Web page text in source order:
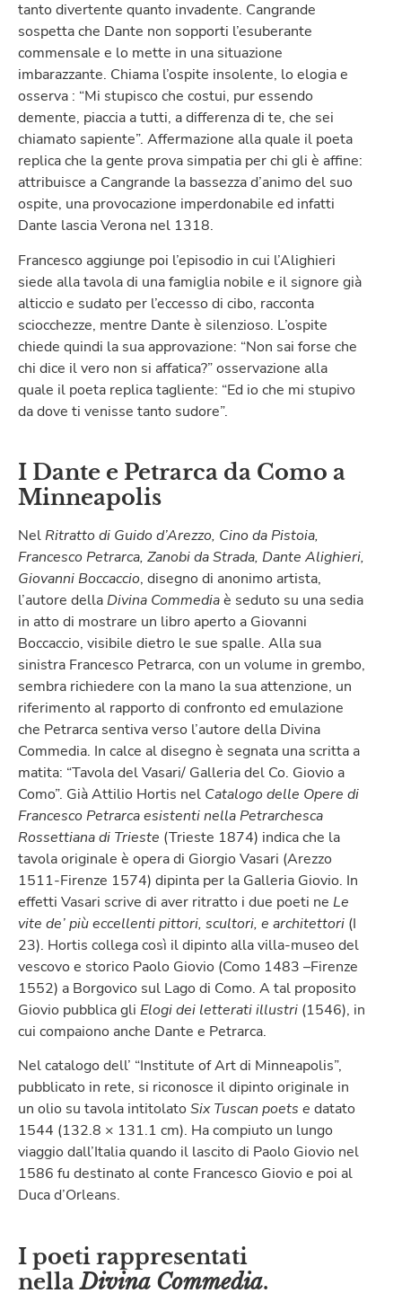
tanto divertente quanto invadente. Cangrande
sospetta che Dante non sopporti l’esuberante
commensale e lo mette in una situazione
imbarazzante. Chiama l’ospite insolente, lo elogia e
osserva : “Mi stupisco che costui, pur essendo
demente, piaccia a tutti, a differenza di te, che sei
chiamato sapiente”. Affermazione alla quale il poeta
replica che la gente prova simpatia per chi gli è affine:
attribuisce a Cangrande la bassezza d’animo del suo
ospite, una provocazione imperdonabile ed infatti
Dante lascia Verona nel 1318.
Francesco aggiunge poi l’episodio in cui l’Alighieri
siede alla tavola di una famiglia nobile e il signore già
alticcio e sudato per l’eccesso di cibo, racconta
sciocchezze, mentre Dante è silenzioso. L’ospite
chiede quindi la sua approvazione: “Non sai forse che
chi dice il vero non si affatica?” osservazione alla
quale il poeta replica tagliente: “Ed io che mi stupivo
da dove ti venisse tanto sudore”.
I Dante e Petrarca da Como a
Minneapolis
NelRitratto di Guido d’Arezzo, Cino da Pistoia,
Francesco Petrarca, Zanobi da Strada, Dante Alighieri,
Giovanni Boccaccio, disegno di anonimo artista,
l’autore dellaDivina Commediaè seduto su una sedia
in atto di mostrare un libro aperto a Giovanni
Boccaccio, visibile dietro le sue spalle. Alla sua
sinistra Francesco Petrarca, con un volume in grembo,
sembra richiedere con la mano la sua attenzione, un
riferimento al rapporto di confronto ed emulazione
che Petrarca sentiva verso l’autore della Divina
Commedia. In calce al disegno è segnata una scritta a
matita: “Tavola del Vasari/ Galleria del Co. Giovio a
Como”. Già Attilio Hortis nel Catalogo delle Opere di
Francesco Petrarca esistenti nella Petrarchesca
Rossettiana di Trieste (Trieste 1874) indica che la
tavola originale è opera di Giorgio Vasari (Arezzo
1511-Firenze 1574) dipinta per la Galleria Giovio. In
effetti Vasari scrive di aver ritratto i due poeti ne Le
vite de’ più eccellenti pittori, scultori, e architettori (I
23). Hortis collega così il dipinto alla villa-museo del
vescovo e storico Paolo Giovio (Como 1483 –Firenze
1552) a Borgovico sul Lago di Como. A tal proposito
Giovio pubblica gli Elogi dei letterati illustri (1546), in
cui compaiono anche Dante e Petrarca.
Nel catalogo dell’ “Institute of Art di Minneapolis”,
pubblicato in rete, si riconosce il dipinto originale in
un olio su tavola intitolato Six Tuscan poets e datato
1544 (132.8 × 131.1 cm). Ha compiuto un lungo
viaggio dall’Italia quando il lascito di Paolo Giovio nel
1586 fu destinato al conte Francesco Giovio e poi al
Duca d’Orleans.
I poeti rappresentati
nellaDivina Commedia.